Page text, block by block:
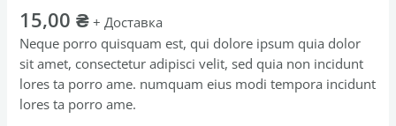
15,00₴ + Доставка
Neque porro quisquam est, qui dolore ipsum quia dolor
sit amet, consectetur adipisci velit, sed quia non incidunt
lores ta porro ame. numquam eius modi tempora incidunt
lores ta porro ame.